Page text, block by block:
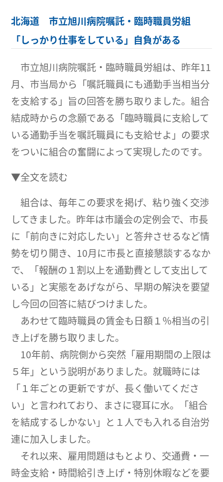
北海道 市立旭川病院嘱託・臨時職員労組
「しっかり仕事をしている」自負がある
市立旭川病院嘱託・臨時職員労組は、昨年11
月、市当局から「嘱託職員にも通勤手当相当分
を支給する」旨の回答を勝ち取りました。組合
結成時からの念願である「臨時職員に支給して
いる通勤手当を嘱託職員にも支給せよ」の要求
をついに組合の奮闘によって実現したのです。
▼全文を読む
組合は、毎年この要求を掲げ、粘り強く交渉
してきました。昨年は市議会の定例会で、市長
に「前向きに対応したい」と答弁させるなど情
勢を切り開き、10月に市長と直接懇談するなか
で、「報酬の１割以上を通勤費として支出して
いる」と実態をあげながら、早期の解決を要望
し今回の回答に結びつけました。
あわせて臨時職員の賃金も日額１％相当の引
き上げを勝ち取りました。
10年前、病院側から突然「雇用期間の上限は
５年」という説明がありました。就職時には
「１年ごとの更新ですが、長く働いてくださ
い」と言われており、まさに寝耳に水。「組合
を結成するしかない」と１人でも入れる自治労
連に加入しました。
それ以来、雇用問題はもとより、交通費・一
時金支給・時間給引き上げ・特別休暇などを要